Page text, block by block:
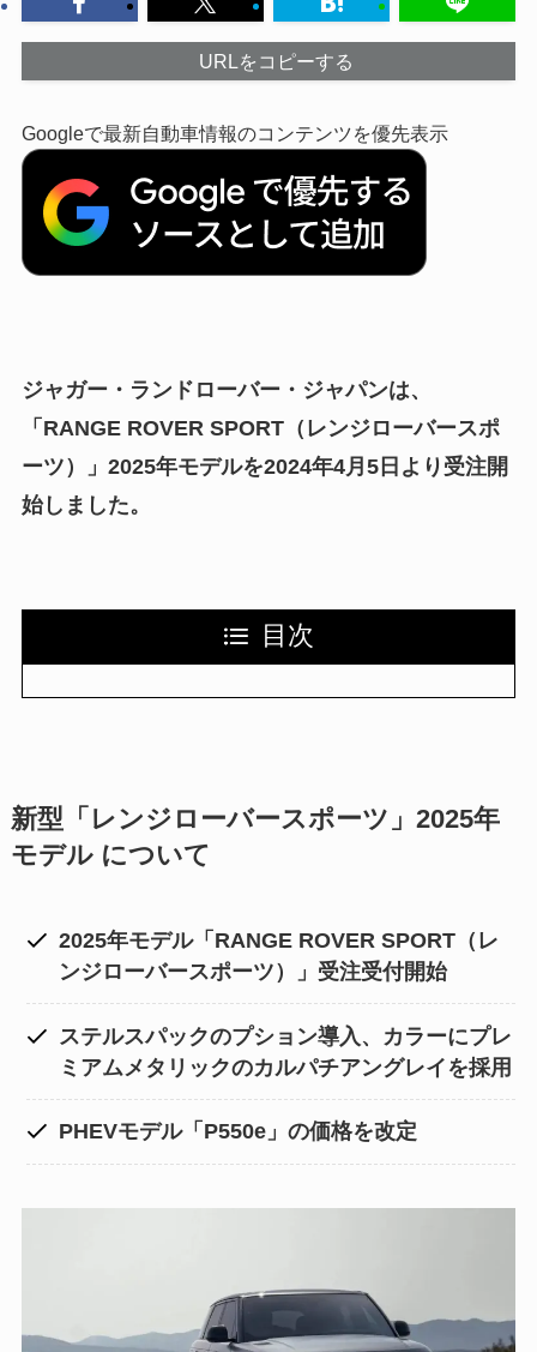
URLをコピーする
Googleで最新自動車情報のコンテンツを優先表示
ジャガー・ランドローバー・ジャパンは、
「RANGE ROVER SPORT（レンジローバースポ
ーツ）」2025年モデルを2024年4月5日より受注開
始しました。
目次
新型「レンジローバースポーツ」2025年
モデル について
2025年モデル「RANGE ROVER SPORT（レ
ンジローバースポーツ）」受注受付開始
ステルスパックのプション導入、カラーにプレ
ミアムメタリックのカルパチアングレイを採用
PHEVモデル「P550e」の価格を改定